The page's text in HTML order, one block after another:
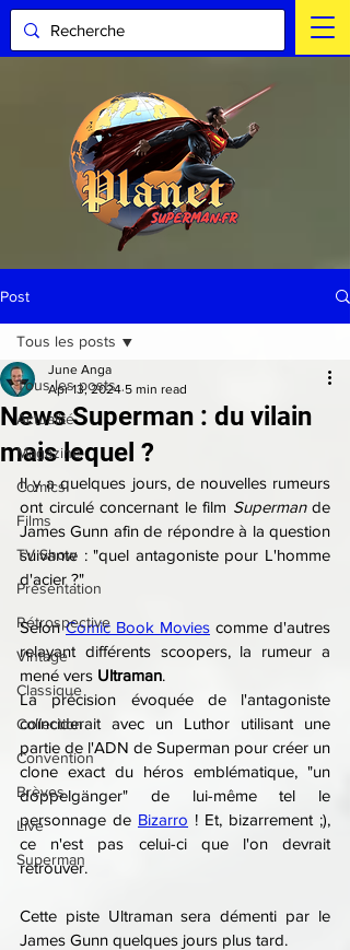
Post
Tous les posts
Actualité
Magazine
Comics
Films
TV Show
Présentation
Rétrospective
Vintage
Classique
Collection
Convention
Brèves
Live
Superman
Tous les posts
News Superman : du vilain
mais lequel ?
June Anga
Apr 13, 2024 5 min read
Il y a quelques jours, de nouvelles rumeurs
ont circulé concernant le film Superman de
James Gunn afin de répondre à la question
suivante : "quel antagoniste pour L'homme
d'acier ?"
Selon Comic Book Movies comme d'autres
relayant différents scoopers, la rumeur a
mené vers Ultraman.
La précision évoquée de l'antagoniste
coïnciderait avec un Luthor utilisant une
partie de l'ADN de Superman pour créer un
clone exact du héros emblématique, "un
doppelgänger" de lui-même tel le
personnage de Bizarro ! Et, bizarrement ;),
ce n'est pas celui-ci que l'on devrait
retrouver.
Cette piste Ultraman sera démenti par le
James Gunn quelques jours plus tard.